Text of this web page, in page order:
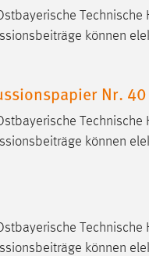
können
Nr.
können
können
der Website.
MIBEW_UserID,